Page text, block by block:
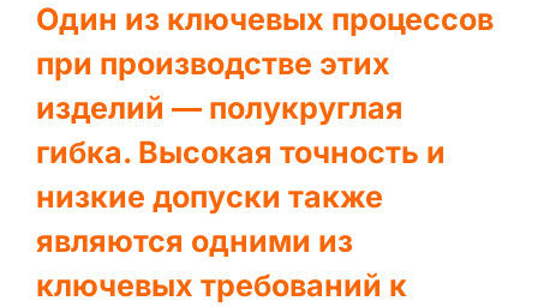
Один из ключевых процессов
при производстве этих
изделий — полукруглая
гибка. Высокая точность и
низкие допуски также
являются одними из
ключевых требований к